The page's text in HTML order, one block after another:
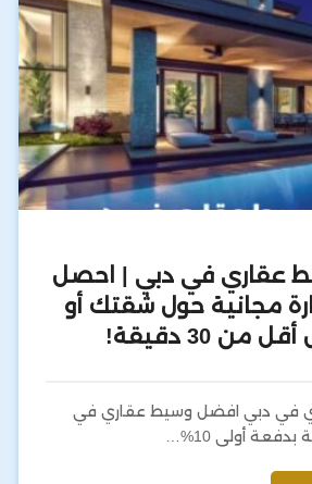
عقاري في دبي | احصل
مجانية حول شقتك أو
30 دقيقة!
في دبي افضل وسيط عقاري في
أولى 10%…